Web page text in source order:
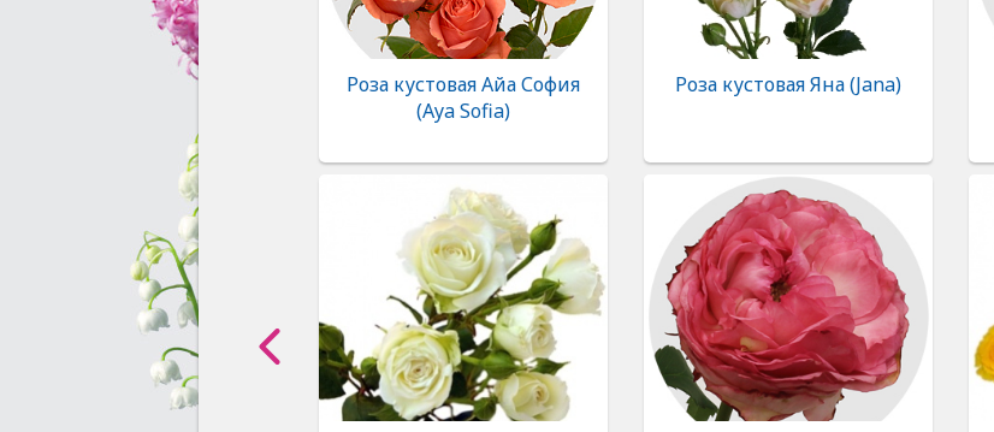
Роза кустовая Айа София
(Aya Sofia)
Роза кустовая Яна (Jana)